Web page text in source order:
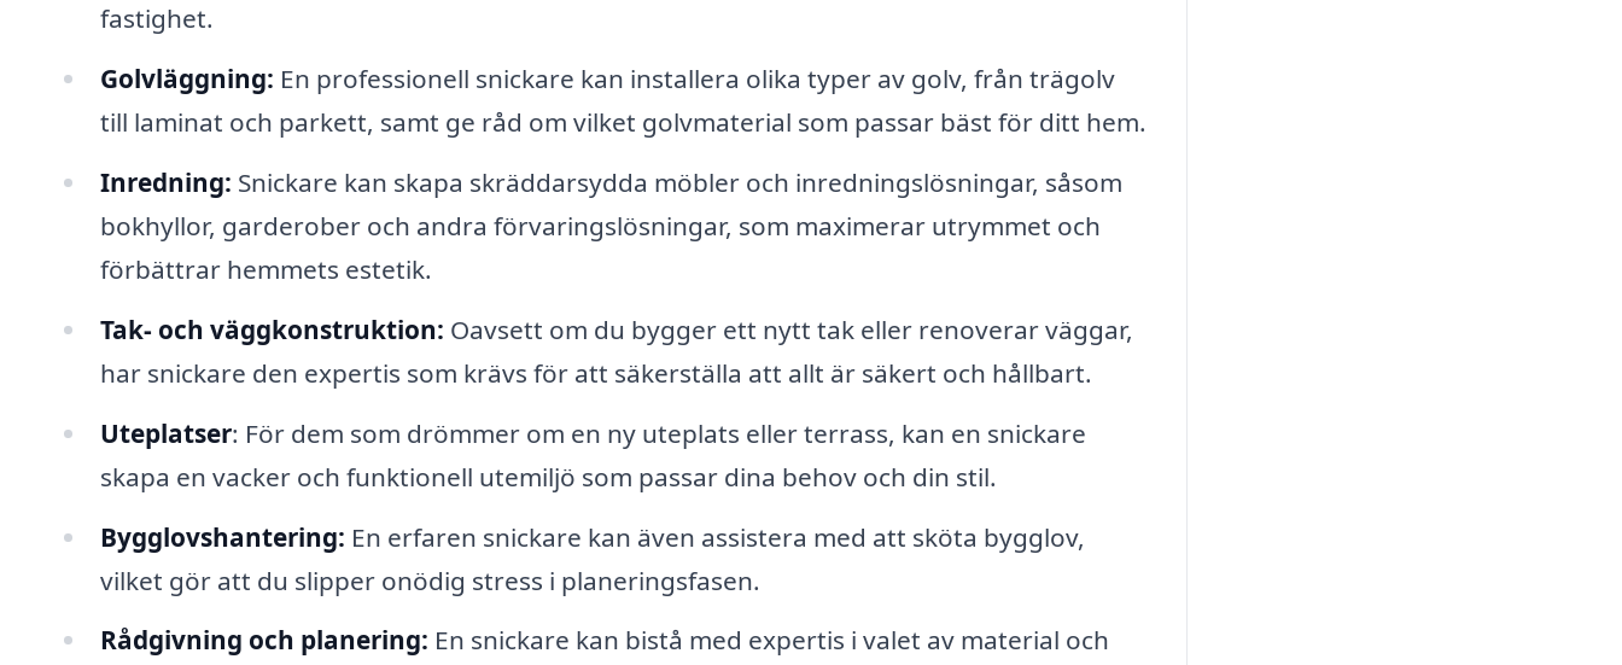
fastighet.
Golvläggning: En professionell snickare kan installera olika typer av golv, från trägolv
till laminat och parkett, samt ge råd om vilket golvmaterial som passar bäst för ditt hem.
Inredning: Snickare kan skapa skräddarsydda möbler och inredningslösningar, såsom
bokhyllor, garderober och andra förvaringslösningar, som maximerar utrymmet och
förbättrar hemmets estetik.
Tak- och väggkonstruktion: Oavsett om du bygger ett nytt tak eller renoverar väggar,
har snickare den expertis som krävs för att säkerställa att allt är säkert och hållbart.
Uteplatser: För dem som drömmer om en ny uteplats eller terrass, kan en snickare
skapa en vacker och funktionell utemiljö som passar dina behov och din stil.
Bygglovshantering: En erfaren snickare kan även assistera med att sköta bygglov,
vilket gör att du slipper onödig stress i planeringsfasen.
Rådgivning och planering: En snickare kan bistå med expertis i valet av material och